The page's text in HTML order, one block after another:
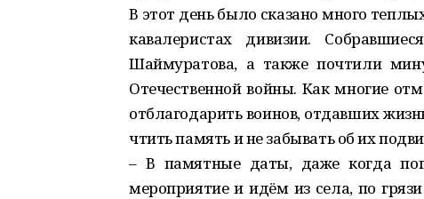
В этот день было сказано много
кавалеристах дивизии.
Шаймуратова, а также почтили
Отечественной войны. Как многие
отблагодарить воинов, отдавших
чтить память и не забывать об их
– В памятные даты, даже когда
мероприятие и идём из села, по